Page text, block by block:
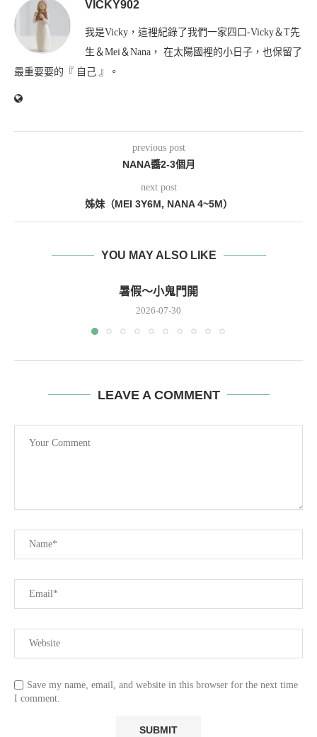
VICKY902
我是Vicky，這裡紀錄了我們一家四口-Vicky＆T先
生＆Mei＆Nana， 在太陽國裡的小日子，也保留了
最重要要的『 自己 』。
previous post
NANA醬2-3個月
next post
姊妹（MEI 3Y6M, NANA 4~5M）
YOU MAY ALSO LIKE
暑假～小鬼門開
2026-07-30
LEAVE A COMMENT
Save my name, email, and website in this browser for the next time
I comment.